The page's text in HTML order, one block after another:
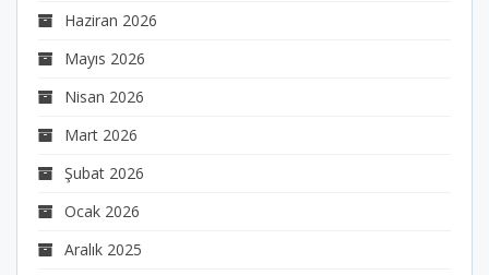
Haziran 2026
Mayıs 2026
Nisan 2026
Mart 2026
Şubat 2026
Ocak 2026
Aralık 2025